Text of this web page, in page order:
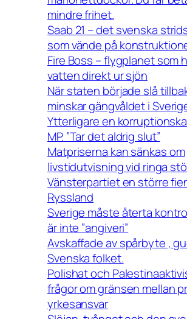
mindre frihet.
Saab 21 – det svenska
som vände på
Fire Boss – flygplanet som
vatten direkt ur sjön
När staten började slå
minskar gängvåldet i
Ytterligare en
MP. ”Tar det aldrig slut”
Matpriserna kan sänkas om
livstidutvisning vid ringa
Vänsterpartiet en större
Ryssland
Sverige måste återta
är inte ”angiveri”
Avskaffade av spårbyte ,
Svenska folket.
Polishat och
frågor om gränsen mellan
yrkesansvar